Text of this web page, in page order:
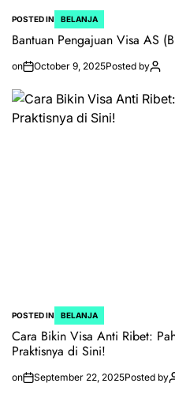
POSTED IN BELANJA
Bantuan Pengajuan Visa AS
on October 9, 2025Posted by
POSTED IN BELANJA
Cara Bikin Visa Anti Ribet:
Praktisnya di Sini!
on September 22, 2025Posted by